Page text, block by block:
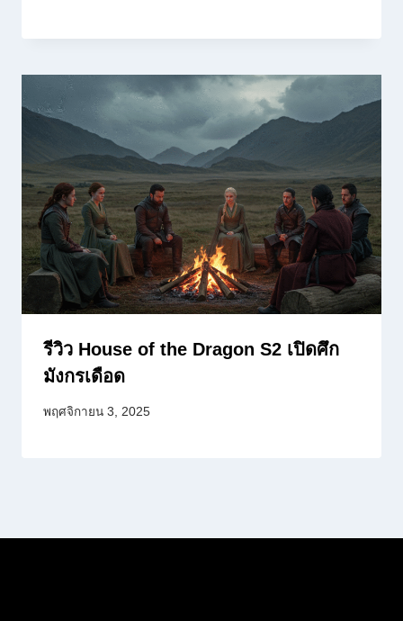
รีวิว House of the Dragon S2 เปิดศึก
มังกรเดือด
พฤศจิกายน 3, 2025